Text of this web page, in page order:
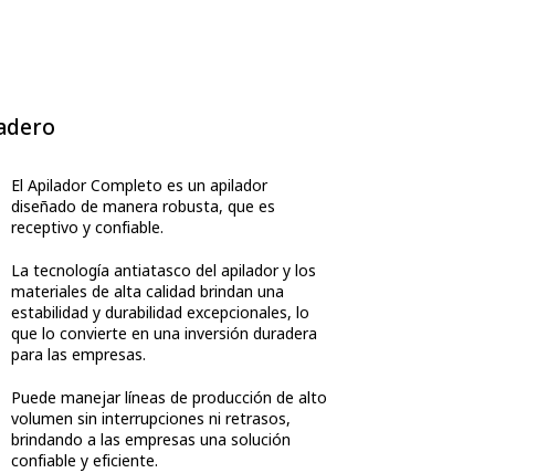
El Apilador Completo es un apilador
diseñado de manera robusta, que es
receptivo y confiable.
La tecnología antiatasco del apilador y los
materiales de alta calidad brindan una
estabilidad y durabilidad excepcionales, lo
que lo convierte en una inversión duradera
para las empresas.
Puede manejar líneas de producción de alto
volumen sin interrupciones ni retrasos,
brindando a las empresas una solución
confiable y eficiente.